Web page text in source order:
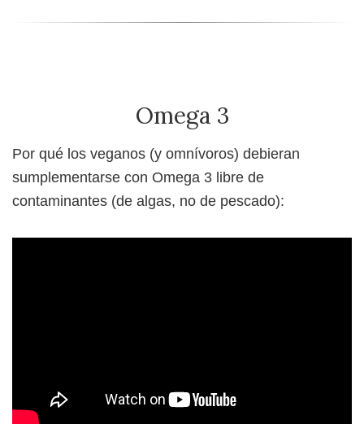
Omega 3
Por qué los veganos (y omnívoros) debieran
sumplementarse con Omega 3 libre de
contaminantes (de algas, no de pescado):